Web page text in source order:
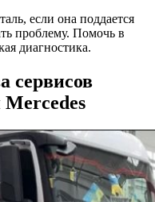
если она поддается
проблему. Помочь в
диагностика.
сервисов
Mercedes